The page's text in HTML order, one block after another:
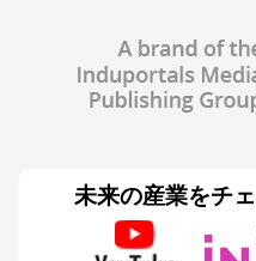
未来の産業をチ